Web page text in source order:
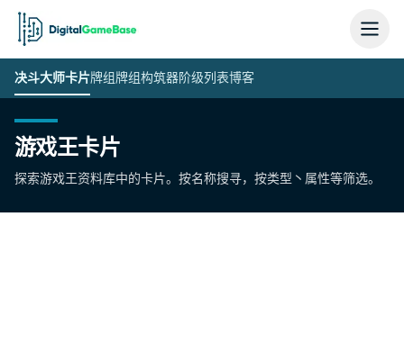
决斗大师卡片牌组牌组构筑器阶级列表博客
游戏王卡片
探索游戏王资料库中的卡片。按名称搜寻，按类型丶属性等筛选。